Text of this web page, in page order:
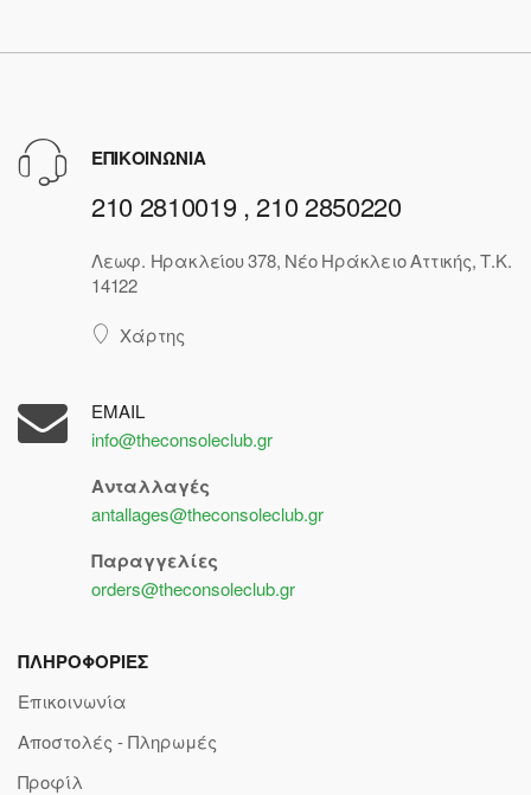
ΕΠΙΚΟΙΝΩΝΙΑ
210 2810019 , 210 2850220
Λεωφ. Ηρακλείου 378, Νέο Ηράκλειο Αττικής, Τ.Κ.
14122
Χάρτης
EMAIL
info@theconsoleclub.gr
Ανταλλαγές
antallages@theconsoleclub.gr
Παραγγελίες
orders@theconsoleclub.gr
ΠΛΗΡΟΦΟΡΙΕΣ
Επικοινωνία
Αποστολές - Πληρωμές
Προφίλ